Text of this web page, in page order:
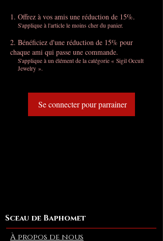
Offrez à vos amis une réduction de 15%.
S'applique à l'article le moins cher du panier.
Bénéficiez d'une réduction de 15% pour
chaque ami qui passe une commande.
S'applique à un élément de la catégorie « Sigil Occult
Jewelry ».
Se connecter pour parrainer
Sceau de Baphomet
À propos de nous